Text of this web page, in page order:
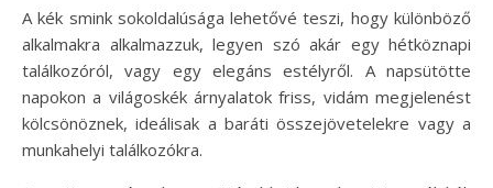
A kék smink sokoldalúsága lehetővé teszi, hogy különböző
alkalmakra alkalmazzuk, legyen szó akár egy hétköznapi
találkozóról, vagy egy elegáns estélyről. A napsütötte
napokon a világoskék árnyalatok friss, vidám megjelenést
kölcsönöznek, ideálisak a baráti összejövetelekre vagy a
munkahelyi találkozókra.